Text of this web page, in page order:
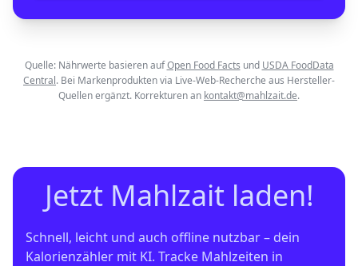
Quelle: Nährwerte basieren auf Open Food Facts und USDA FoodData
Central. Bei Markenprodukten via Live-Web-Recherche aus Hersteller-
Quellen ergänzt. Korrekturen an kontakt@mahlzait.de.
Jetzt Mahlzait laden!
Schnell, leicht und auch offline nutzbar – dein
Kalorienzähler mit KI. Tracke Mahlzeiten in